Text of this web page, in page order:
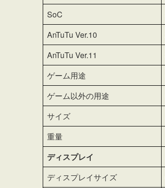
SoC
AnTuTu Ver.10
AnTuTu Ver.11
ゲーム用途
ゲーム以外の用途
サイズ
重量
ディスプレイ
ディスプレイサイズ